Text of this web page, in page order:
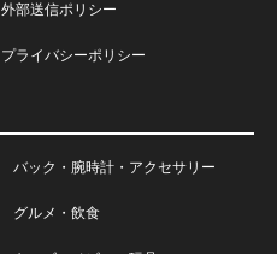
外部送信ポリシー
プライバシーポリシー
バック・腕時計・アクセサリー
グルメ・飲食